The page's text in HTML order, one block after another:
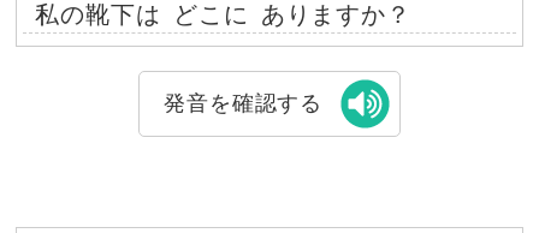
私の靴下は どこに ありますか？
発音を確認する